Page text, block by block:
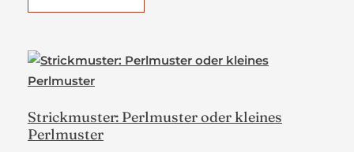
Strickmuster: Perlmuster oder kleines
Perlmuster